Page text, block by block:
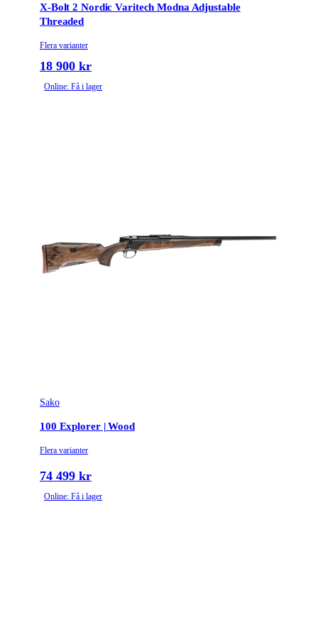
X-Bolt 2 Nordic Varitech Modna Adjustable
Threaded
Flera varianter
18 900 kr
Online: Få i lager
Sako
100 Explorer | Wood
Flera varianter
74 499 kr
Online: Få i lager